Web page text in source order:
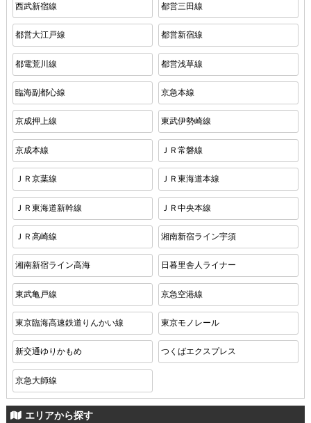
西武新宿線 都営三田線
都営大江戸線 都営新宿線
都電荒川線 都営浅草線
臨海副都心線 京急本線
京成押上線 東武伊勢崎線
京成本線 ＪＲ常磐線
ＪＲ京葉線 ＪＲ東海道本線
ＪＲ東海道新幹線 ＪＲ中央本線
ＪＲ高崎線 湘南新宿ライン宇須
湘南新宿ライン高海 日暮里舎人ライナー
東武亀戸線 京急空港線
東京臨海高速鉄道りんかい線 東京モノレール
新交通ゆりかもめ つくばエクスプレス
京急大師線
エリアから探す